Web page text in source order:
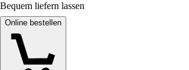
Bequem liefern lassen
Online bestellen